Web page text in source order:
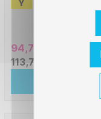
94,76 € HT
113,72 € TTC